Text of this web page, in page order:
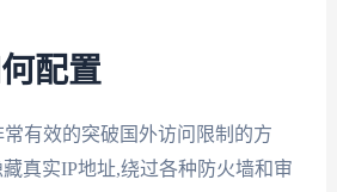
配置
有效的突破国外访问限制的方
真实IP地址,绕过各种防火墙和审